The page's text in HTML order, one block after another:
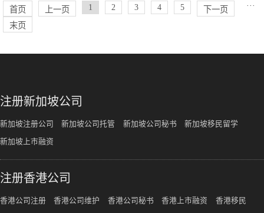
首页 上一页 1 2 3 4 5 ···
下一页
末页
注册新加坡公司
新加坡注册公司 新加坡公司托管 新加坡公司秘书 新加坡移民留学
新加坡上市融资
注册香港公司
香港公司注册 香港公司维护 香港公司秘书 香港上市融资 香港移民